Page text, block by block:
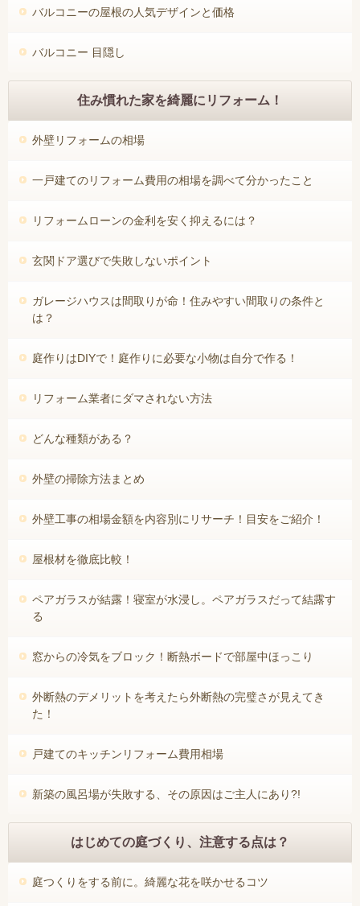
バルコニーの屋根の人気デザインと価格
バルコニー 目隠し
住み慣れた家を綺麗にリフォーム！
外壁リフォームの相場
一戸建てのリフォーム費用の相場を調べて分かったこと
リフォームローンの金利を安く抑えるには？
玄関ドア選びで失敗しないポイント
ガレージハウスは間取りが命！住みやすい間取りの条件と
は？
庭作りはDIYで！庭作りに必要な小物は自分で作る！
リフォーム業者にダマされない方法
どんな種類がある？
外壁の掃除方法まとめ
外壁工事の相場金額を内容別にリサーチ！目安をご紹介！
屋根材を徹底比較！
ペアガラスが結露！寝室が水浸し。ペアガラスだって結露す
る
窓からの冷気をブロック！断熱ボードで部屋中ほっこり
外断熱のデメリットを考えたら外断熱の完璧さが見えてき
た！
戸建てのキッチンリフォーム費用相場
新築の風呂場が失敗する、その原因はご主人にあり?!
はじめての庭づくり、注意する点は？
庭つくりをする前に。綺麗な花を咲かせるコツ